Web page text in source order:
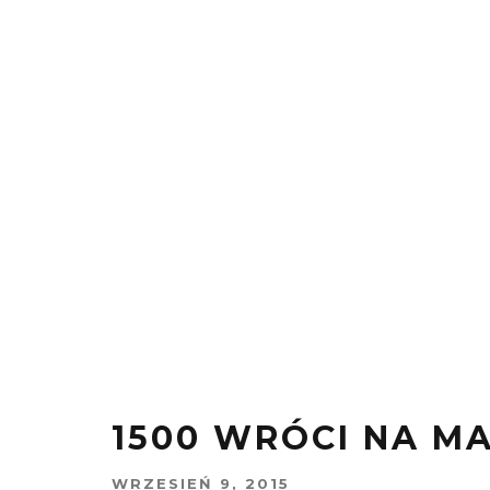
1500 WRÓCI NA
WRZESIEŃ 9, 2015